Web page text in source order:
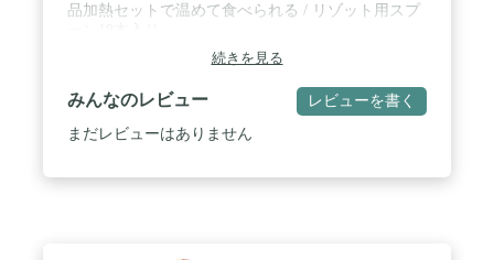
品加熱セットで温めて食べられる / リゾット用スプ
続きを見る
みんなのレビュー レビューを書く
まだレビューはありません